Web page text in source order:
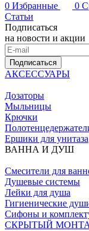
0 Избранные 0
Статьи
Подписаться
на новости и акции
Подписаться
АКСЕССУАРЫ
Дозаторы
Мыльницы
Крючки
Ершики для унитаза
ВАННА И ДУШ
Смесители для
Душевые системы
Лейки для душа
Гигиенические
Сифоны и
СКРЫТЫЙ